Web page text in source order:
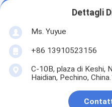
Dettagli
Ms. Yuyue
+86 13910523156
C-10B, plaza di Keshi,
Haidian, Pechino,